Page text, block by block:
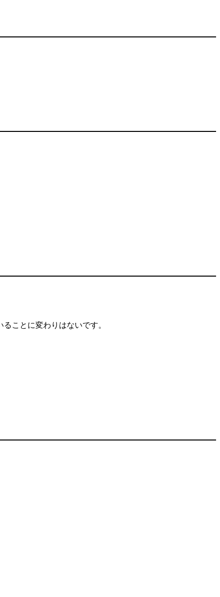
ことに変わりはないです。